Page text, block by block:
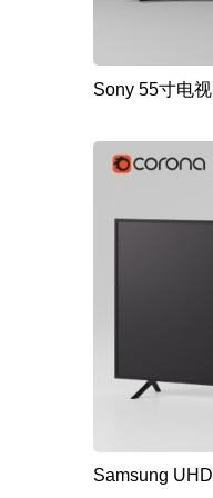
Sony 55寸电视